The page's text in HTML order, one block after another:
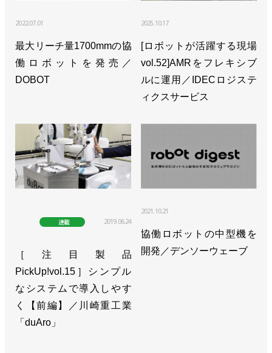
2022.07.01
最大リーチ量1700mmの協
働ロボットを発売／
DOBOT
2025.10.17
[ロボットが活躍する現場
vol.52]AMRをフレキシブ
ルに運用／IDECロジステ
ィクスサービス
連載 2019.06.24
［注目製品
PickUp!vol.15］シンプル
なシステムで導入しやす
く【前編】／川崎重工業
「duAro」
2021.10.21
協働ロボットの中型機を
開発／デンソーウェーブ